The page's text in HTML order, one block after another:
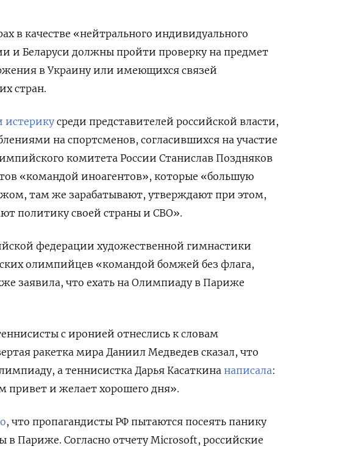
в качестве «нейтрального индивидуального
и Беларуси должны пройти проверку на предмет
в Украину или имеющихся связей
стран.
истерикусреди представителей российской власти,
на спортсменов, согласившихся на участие
комитета России Станислав Поздняков
«командой иноагентов», которые «большую
там же зарабатывают, утверждают при этом,
политику своей страны и СВО».
федерации художественной гимнастики
олимпийцев «командой бомжей без флага,
заявила, что ехать на Олимпиаду в Париже
с иронией отнеслись к словам
ракетка мира Даниил Медведев сказал, что
а теннисистка Дарья Касаткина написала:
привет и желает хорошего дня».
, что пропагандисты РФ пытаются посеять панику
в Париже. Согласно отчету Microsoft, российские